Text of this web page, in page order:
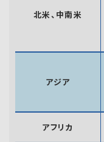
北米、中南米
アジア
アフリカ